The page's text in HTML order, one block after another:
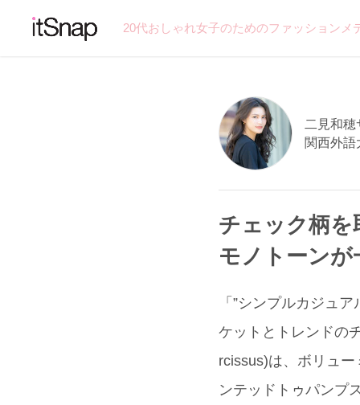
20代おしゃれ女子のためのファッション
二見和穂
関西外語
チェック柄を
モノトーン
「”シンプルカジュ
ケットとトレンドの
rcissus)は、ボリュ
ンテッドトゥパンプ